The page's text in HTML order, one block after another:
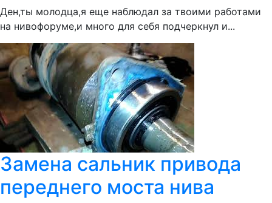
Ден,ты молодца,я еще наблюдал за твоими работами
на нивофоруме,и много для себя подчеркнул и...
Замена сальник привода
переднего моста нива